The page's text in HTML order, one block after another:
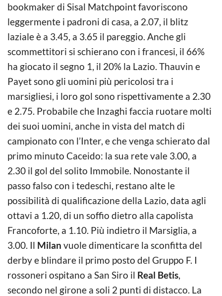
bookmaker di Sisal Matchpoint favoriscono
leggermente i padroni di casa, a 2.07, il blitz
laziale è a 3.45, a 3.65 il pareggio. Anche gli
scommettitori si schierano con i francesi, il 66%
ha giocato il segno 1, il 20% la Lazio. Thauvin e
Payet sono gli uomini più pericolosi tra i
marsigliesi, i loro gol sono rispettivamente a 2.30
e 2.75. Probabile che Inzaghi faccia ruotare molti
dei suoi uomini, anche in vista del match di
campionato con l’Inter, e che venga schierato dal
primo minuto Caceido: la sua rete vale 3.00, a
2.30 il gol del solito Immobile. Nonostante il
passo falso con i tedeschi, restano alte le
possibilità di qualificazione della Lazio, data agli
ottavi a 1.20, di un soffio dietro alla capolista
Francoforte, a 1.10. Più indietro il Marsiglia, a
3.00. Il Milan vuole dimenticare la sconfitta del
derby e blindare il primo posto del Gruppo F. I
rossoneri ospitano a San Siro il Real Betis,
secondo nel girone a soli 2 punti di distacco. La